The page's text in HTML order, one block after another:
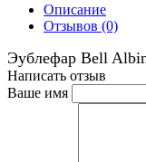
Описание
Отзывов (0)
Эублефар Bell
Написать отзыв
Ваше имя